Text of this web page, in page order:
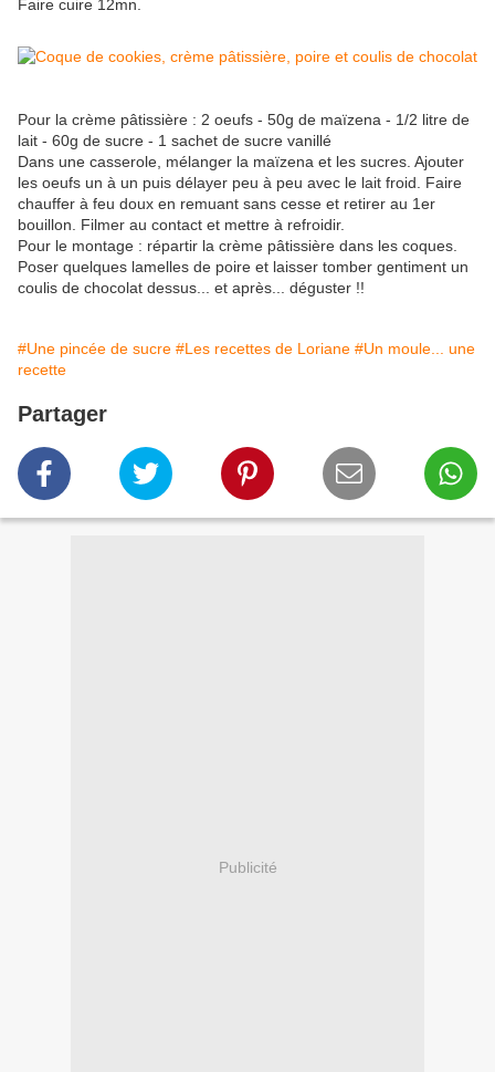
Faire cuire 12mn.
Pour la crème pâtissière : 2 oeufs - 50g de maïzena - 1/2 litre de
lait - 60g de sucre - 1 sachet de sucre vanillé
Dans une casserole, mélanger la maïzena et les sucres. Ajouter
les oeufs un à un puis délayer peu à peu avec le lait froid. Faire
chauffer à feu doux en remuant sans cesse et retirer au 1er
bouillon. Filmer au contact et mettre à refroidir.
Pour le montage : répartir la crème pâtissière dans les coques.
Poser quelques lamelles de poire et laisser tomber gentiment un
coulis de chocolat dessus... et après... déguster !!
#Une pincée de sucre #Les recettes de Loriane #Un moule... une
recette
Partager
Publicité